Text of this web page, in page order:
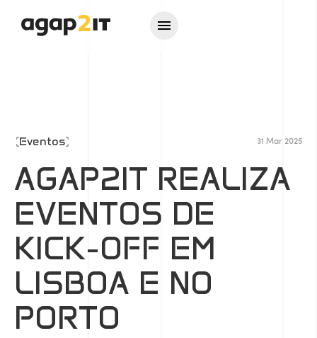
Eventos 31 Mar 2025
AGAP2IT REALIZA
EVENTOS DE
KICK-OFF EM
LISBOA E NO
PORTO